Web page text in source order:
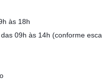
às 18h
09h às 14h (conforme